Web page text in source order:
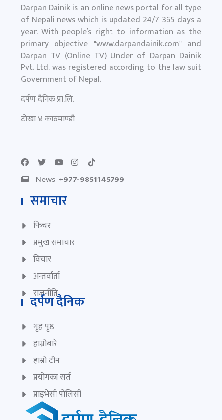
Darpan Dainik is an online news portal for all type
of Nepali news which is updated 24/7 365 days a
year. With people’s right to information as the
primary objective "www.darpandainik.com" and
Darpan TV (Online TV) Under of Darpan Dainik
Pvt. Ltd. was registered according to the law suit
Government of Nepal.
दर्पण दैनिक प्रा.लि.
टाेखा ४ काठमाण्डाै
News:+977-9851145799
समाचार
फिचर
प्रमुख समाचार
विचार
अन्तर्वार्ता
राजनीति
दर्पण दैनिक
गृह पृष्ठ
हाम्रोबारे
हाम्रो टीम
प्रयोगका सर्त
प्राइभेसी पोलिसी